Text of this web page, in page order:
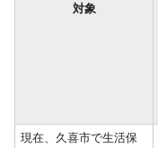
対象
現在、久喜市で生活保